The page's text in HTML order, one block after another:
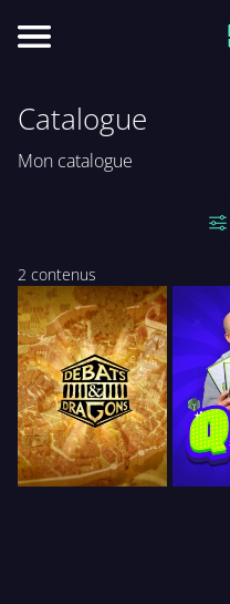
Catalogue
Mon catalogue
2 contenus